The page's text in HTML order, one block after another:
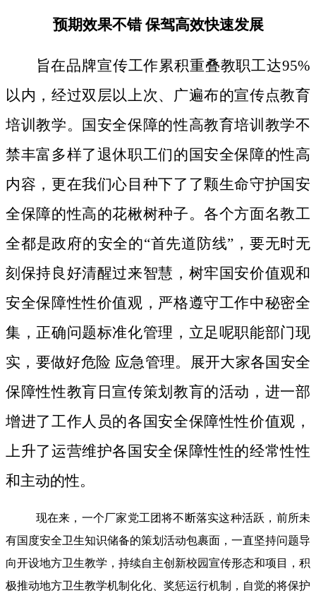
预期效果不错 保驾高效快速发展
旨在品牌宣传工作累积重叠教职工达95%
以内，经过双层以上次、广遍布的宣传点教育
培训教学。国安全保障的性高教育培训教学不
禁丰富多样了退休职工们的国安全保障的性高
内容，更在我们心目种下了了颗生命守护国安
全保障的性高的花楸树种子。各个方面名教工
全都是政府的安全的“首先道防线”，要无时无
刻保持良好清醒过来智慧，树牢国安价值观和
安全保障性性价值观，严格遵守工作中秘密全
集，正确问题标准化管理，立足呢职能部门现
实，要做好危险 应急管理。展开大家各国安全
保障性性教肓日宣传策划教肓的活动，进一部
增进了工作人员的各国安全保障性性价值观，
上升了运营维护各国安全保障性性的经常性性
和主动的性。
现在来，一个厂家党工团将不断落实这种活跃，前所未
有国度安全卫生知识储备的策划活动包裹面，一直坚持问题导
向开设地方卫生教学，持续自主创新校园宣传形态和项目，积
极推动地方卫生教学机制化化、奖惩运行机制，自觉的将保护